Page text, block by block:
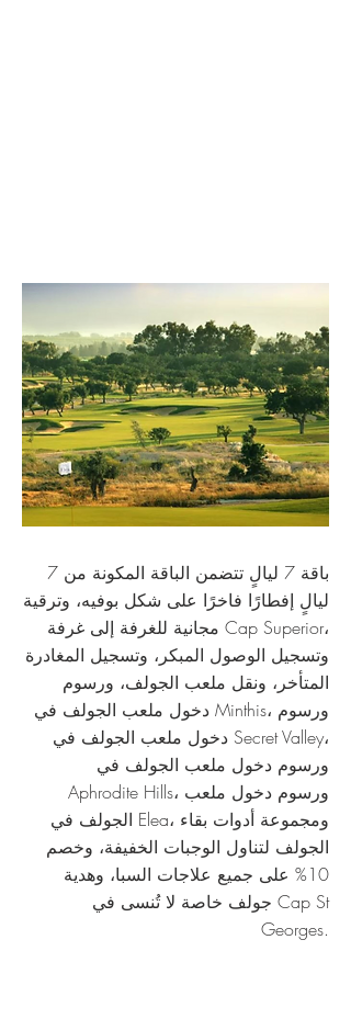
باقة 7 ليالٍ تتضمن الباقة المكونة من 7
ليالٍ إفطارًا فاخرًا على شكل بوفيه، وترقية
مجانية للغرفة إلى غرفة Cap Superior،
وتسجيل الوصول المبكر، وتسجيل المغادرة
المتأخر، ونقل ملعب الجولف، ورسوم
دخول ملعب الجولف في Minthis، ورسوم
دخول ملعب الجولف في Secret Valley،
ورسوم دخول ملعب الجولف في
Aphrodite Hills، ورسوم دخول ملعب
الجولف في Elea، ومجموعة أدوات بقاء
الجولف لتناول الوجبات الخفيفة، وخصم
10% على جميع علاجات السبا، وهدية
جولف خاصة لا تُنسى في Cap St
Georges.